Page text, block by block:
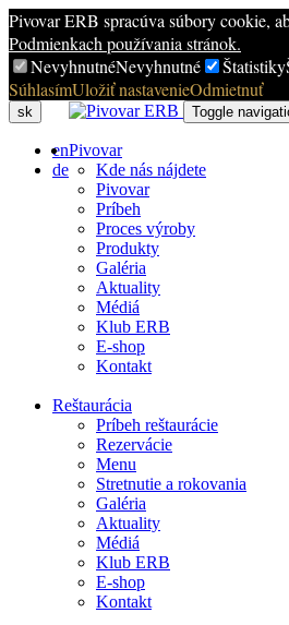
Pivovar ERB spracúva súbory cookie,
Podmienkach používania stránok.
NevyhnutnéNevyhnutné Štatistiky
SúhlasímUložiť nastavenieOdmietnuť
sk
en
de
Toggle
Pivovar
Kde nás nájdete
Pivovar
Príbeh
Proces výroby
Produkty
Galéria
Aktuality
Médiá
Klub ERB
E-shop
Kontakt
Reštaurácia
Príbeh reštaurácie
Rezervácie
Menu
Stretnutie a rokovania
Galéria
Aktuality
Médiá
Klub ERB
E-shop
Kontakt